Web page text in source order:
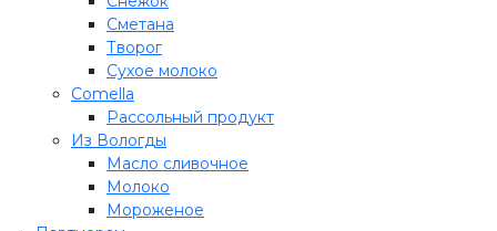
Сметана
Творог
Сухое молоко
Comеlla
Рассольный продукт
Из Вологды
Масло сливочное
Молоко
Мороженое